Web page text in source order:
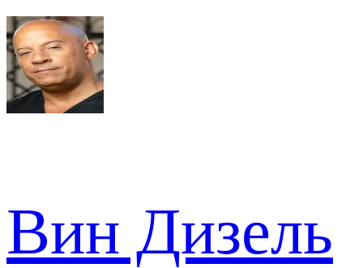
Вин Дизель